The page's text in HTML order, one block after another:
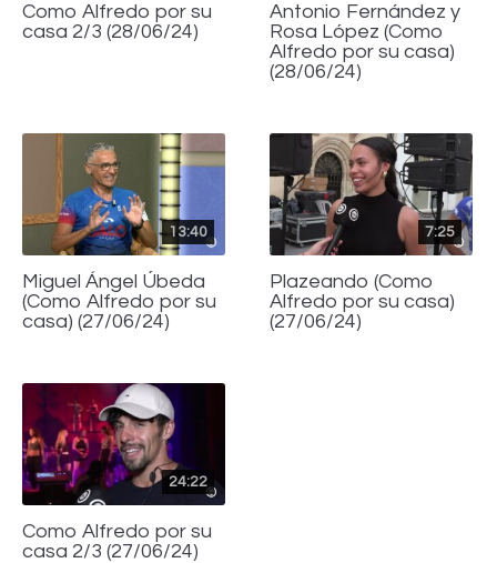
Como Alfredo por su
casa 2/3 (28/06/24)
Antonio Fernández y
Rosa López (Como
Alfredo por su casa)
(28/06/24)
13:40
Miguel Ángel Úbeda
(Como Alfredo por su
casa) (27/06/24)
7:25
Plazeando (Como
Alfredo por su casa)
(27/06/24)
24:22
Como Alfredo por su
casa 2/3 (27/06/24)